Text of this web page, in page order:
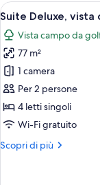
Apri
tutte
le
foto
per
Suite
Deluxe,
vista
da
9
Suite Deluxe, vista
Vista campo da
77 m²
1 camera
Per 2 persone
4 letti singoli
Wi-Fi gratuito
Scopri di più
Altri